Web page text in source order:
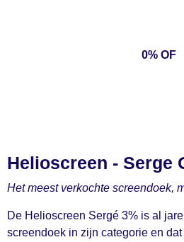
0% OF
Helioscreen - Serge
Het meest verkochte screendoek,
De Helioscreen Sergé 3% is al
screendoek in zijn categorie en